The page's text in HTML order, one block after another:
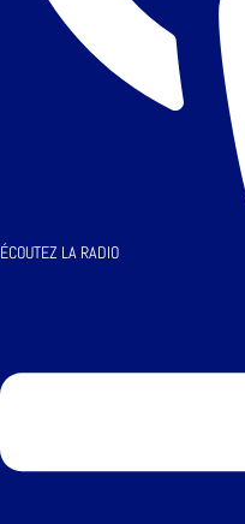
ÉCOUTEZ LA RADIO